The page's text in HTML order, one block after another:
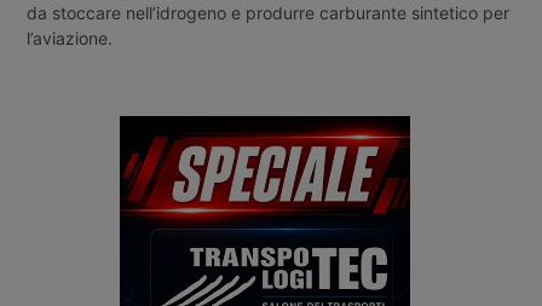
da stoccare nell’idrogeno e produrre carburante sintetico per
l’aviazione.